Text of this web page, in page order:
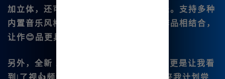
加立体，还可以为我的图像创作背景音乐。支持多种
内置音乐风格，能够很好地与我的绘画作品相结合，
让作😊品更具感染力。
另外， 全新 AI 视频 Luma功能
的上线，更是让我看
到|了视👍频制作与图像创作的结合，未来我计划尝